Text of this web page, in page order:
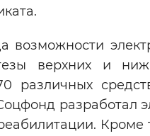
возможности
верхних и
различных
разработал